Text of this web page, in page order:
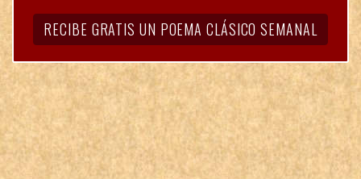
RECIBE GRATIS UN POEMA CLÁSICO SEMANAL